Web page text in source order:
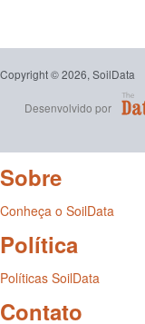
Copyright © 2026, SoilData
Desenvolvido por
Sobre
Conheça o SoilData
Política
Políticas SoilData
Contato